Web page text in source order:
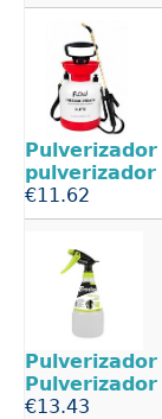
Pulverizador
pulverizador
€11.62
Pulverizador
Pulverizador
€13.43